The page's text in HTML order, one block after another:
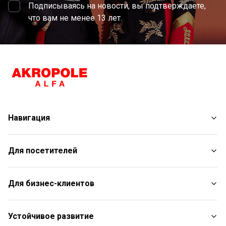
Подписываясь на новости, вы подтверждаете,
что вам не менее 13 лет.
Навигация
Услуги
Развлечения
Рестораны
Для посетителей
С животными
Контакты
Aкции
Для бизнес-клиентов
Подарочная карта для юридических лиц
Устойчивое развитие